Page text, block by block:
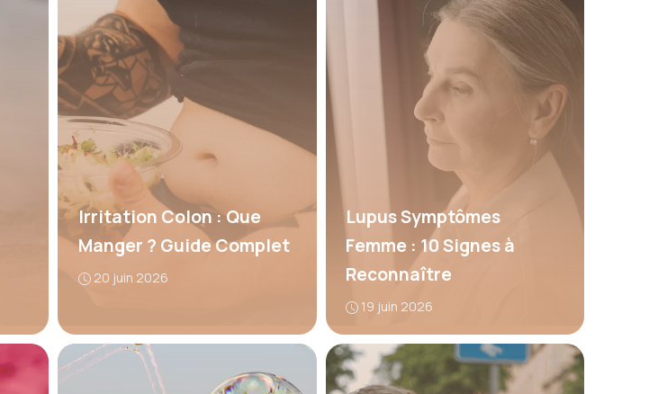
Irritation Colon : Que
Manger ? Guide Complet
20 juin 2026
Lupus Symptômes
Femme : 10 Signes à
Reconnaître
19 juin 2026